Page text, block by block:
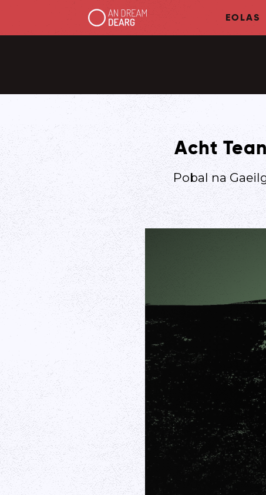
EOLAS
Acht
Pobal na